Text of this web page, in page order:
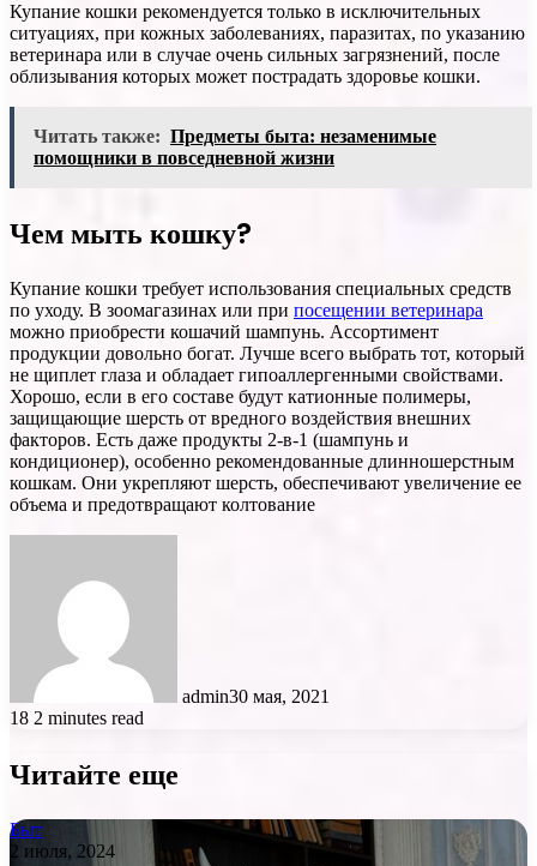
Купание кошки рекомендуется только в исключительных
ситуациях, при кожных заболеваниях, паразитах, по указанию
ветеринара или в случае очень сильных загрязнений, после
облизывания которых может пострадать здоровье кошки.
Читать также: Предметы быта: незаменимые
помощники в повседневной жизни
Чем мыть кошку?
Купание кошки требует использования специальных средств
по уходу. В зоомагазинах или при посещении ветеринара
можно приобрести кошачий шампунь. Ассортимент
продукции довольно богат. Лучше всего выбрать тот, который
не щиплет глаза и обладает гипоаллергенными свойствами.
Хорошо, если в его составе будут катионные полимеры,
защищающие шерсть от вредного воздействия внешних
факторов. Есть даже продукты 2-в-1 (шампунь и
кондиционер), особенно рекомендованные длинношерстным
кошкам. Они укрепляют шерсть, обеспечивают увеличение ее
объема и предотвращают колтование
admin30 мая, 2021
18 2 minutes read
Читайте еще
Быт
2 июля, 2024